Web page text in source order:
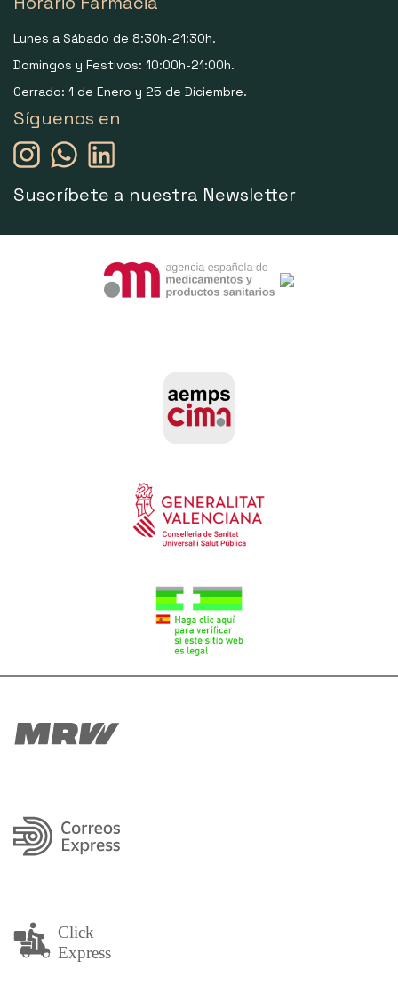
Lunes a Sábado de 8:30h-21:30h.
Domingos y Festivos: 10:00h-21:00h.
Cerrado: 1 de Enero y 25 de Diciembre.
Síguenos en
Suscríbete a nuestra Newsletter